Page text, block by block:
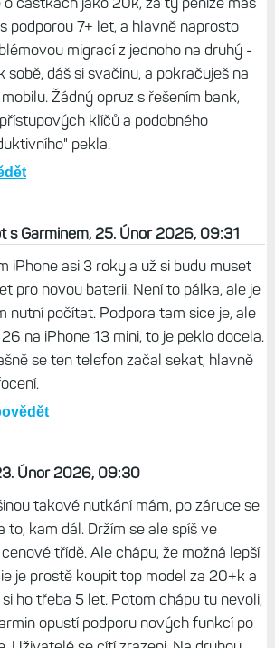
model, je to stejné jako mobil.
25. Únor 2026, 08:23
tu dvacítku neměl, ale po pravdě,
se synem lyžovat, než si kupovat
Přesně proto jsem radši koupil z
o částkách jako 20k, za ty peníze máš
migrací z jednoho na druhý -
k sobě, dáš si svačinu, a pokračuješ na
mobilu. Žádný opruz s řešením bank,
přístupových klíčů a podobného
pekla.
s Garminem, 25. Únor 2026, 09:31
pro novou baterii. Není to pálka, ale je
nutní počítat. Podpora tam sice je, ale
na iPhone 13 mini, to je peklo docela.
se ten telefon začal sekat, hlavně